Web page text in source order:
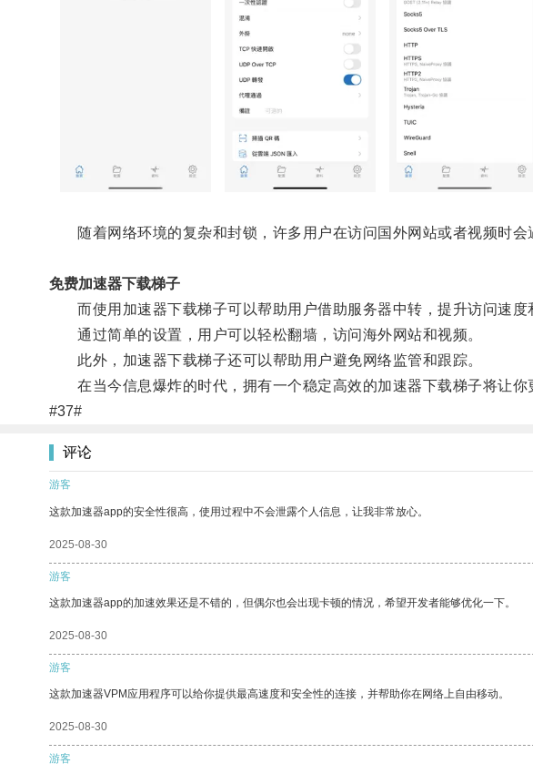
随着网络环境的复杂和封锁，许多用户在访问国外网站或者视频时会
免费加速器下载梯子
而使用加速器下载梯子可以帮助用户借助服务器中转，提升访问速度
通过简单的设置，用户可以轻松翻墙，访问海外网站和视频。
此外，加速器下载梯子还可以帮助用户避免网络监管和跟踪。
在当今信息爆炸的时代，拥有一个稳定高效的加速器下载梯子将让你
#37#
评论
游客
这款加速器app的安全性很高，使用过程中不会泄露个人信息，让我非常放心。
2025-08-30
游客
这款加速器app的加速效果还是不错的，但偶尔也会出现卡顿的情况，希望开发者能够优化一下。
2025-08-30
游客
这款加速器VPM应用程序可以给你提供最高速度和安全性的连接，并帮助你在网络上自由移动。
2025-08-30
游客